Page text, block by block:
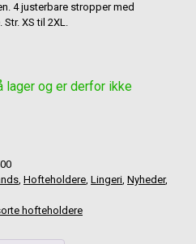
4 justerbare stropper med
XS til 2XL.
lager og er derfor ikke
, Hofteholdere, Lingeri, Nyheder,
hofteholdere